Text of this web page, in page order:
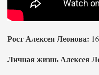
Рост Алексея Леонова:
Личная жизнь Алексея